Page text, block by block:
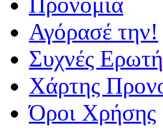
Αγόρασέ την!
Συχνές
Χάρτης
Όροι Χρήσης